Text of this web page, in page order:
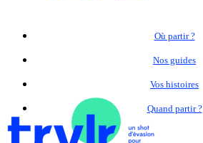
Où partir ?
Nos guides
Vos histoires
Quand partir ?